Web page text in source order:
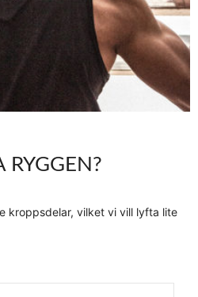
RYGGEN?
kroppsdelar, vilket vi vill lyfta lite